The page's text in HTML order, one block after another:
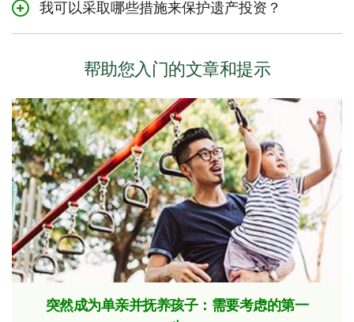
提供帮助，并提供各种投资选择，您可以将钱存放在这
里，直到您准备好做进一步的决定。
关于遗嘱的任何问题或疑虑应与遗嘱执行人讨论，因为他
们的责任是根据死者的遗愿管理遗产。如果您在遗嘱中被
提名为受益人，您有权在遗产管理完成之前从执行人那里
获得最新进展。
下；在某些情况下，可能需要重新申请并可能降低额度。
户（JWROS）的账户，所有账户都转移给生者。
在魁北克省，需要提供相关文件才能将账户更改为生者的
名字，并根据遗嘱中的条款进行分配。如果联名账户持有
人是配偶或普通法伴侣，账户的分配将根据披露和声明表
中的比例进行。
我可以采取哪些措施来保护遗产投资？
示，变现证券和/或购买货币市场的“准现金”证券，以保护
遗产的资本。我们将需要以下文件：
死亡证明的原件或公证副本
遗嘱的原件或公证副本
由所有执行人或授权代表签署并注明日期的指导说明函
帮助您入门的文章和提示
突然成为单亲并抚养孩子：需要考虑的第一